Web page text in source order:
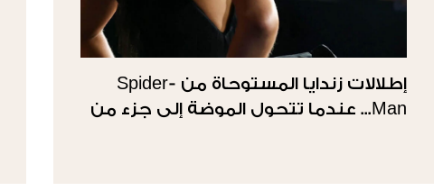
إطلالات زندايا المستوحاة من Spider-
Man... عندما تتحول الموضة إلى جزء من